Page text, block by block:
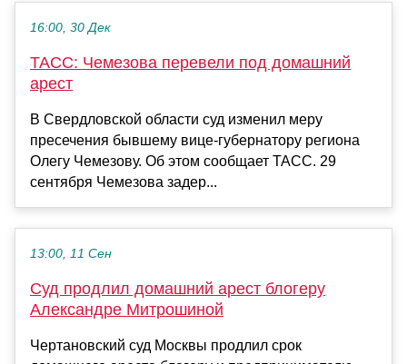
16:00, 30 Дек
ТАСС: Чемезова перевели под домашний
арест
В Свердловской области суд изменил меру
пресечения бывшему вице-губернатору региона
Олегу Чемезову. Об этом сообщает ТАСС. 29
сентября Чемезова задер...
13:00, 11 Сен
Суд продлил домашний арест блогеру
Александре Митрошиной
Чертановский суд Москвы продлил срок